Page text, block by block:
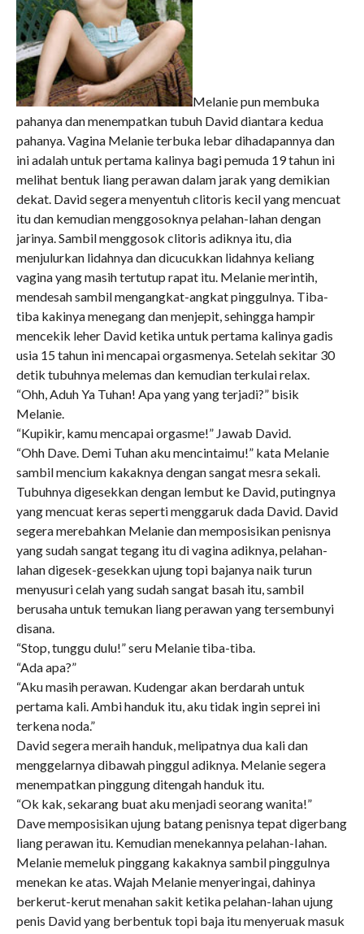
Melanie pun membuka
pahanya dan menempatkan tubuh David diantara kedua
pahanya. Vagina Melanie terbuka lebar dihadapannya dan
ini adalah untuk pertama kalinya bagi pemuda 19 tahun ini
melihat bentuk liang perawan dalam jarak yang demikian
dekat. David segera menyentuh clitoris kecil yang mencuat
itu dan kemudian menggosoknya pelahan-lahan dengan
jarinya. Sambil menggosok clitoris adiknya itu, dia
menjulurkan lidahnya dan dicucukkan lidahnya keliang
vagina yang masih tertutup rapat itu. Melanie merintih,
mendesah sambil mengangkat-angkat pinggulnya. Tiba-
tiba kakinya menegang dan menjepit, sehingga hampir
mencekik leher David ketika untuk pertama kalinya gadis
usia 15 tahun ini mencapai orgasmenya. Setelah sekitar 30
detik tubuhnya melemas dan kemudian terkulai relax.
“Ohh, Aduh Ya Tuhan! Apa yang yang terjadi?” bisik
Melanie.
“Kupikir, kamu mencapai orgasme!” Jawab David.
“Ohh Dave. Demi Tuhan aku mencintaimu!” kata Melanie
sambil mencium kakaknya dengan sangat mesra sekali.
Tubuhnya digesekkan dengan lembut ke David, putingnya
yang mencuat keras seperti menggaruk dada David. David
segera merebahkan Melanie dan memposisikan penisnya
yang sudah sangat tegang itu di vagina adiknya, pelahan-
lahan digesek-gesekkan ujung topi bajanya naik turun
menyusuri celah yang sudah sangat basah itu, sambil
berusaha untuk temukan liang perawan yang tersembunyi
disana.
“Stop, tunggu dulu!” seru Melanie tiba-tiba.
“Ada apa?”
“Aku masih perawan. Kudengar akan berdarah untuk
pertama kali. Ambi handuk itu, aku tidak ingin seprei ini
terkena noda.”
David segera meraih handuk, melipatnya dua kali dan
menggelarnya dibawah pinggul adiknya. Melanie segera
menempatkan pinggung ditengah handuk itu.
“Ok kak, sekarang buat aku menjadi seorang wanita!”
Dave memposisikan ujung batang penisnya tepat digerbang
liang perawan itu. Kemudian menekannya pelahan-Iahan.
Melanie memeluk pinggang kakaknya sambil pinggulnya
menekan ke atas. Wajah Melanie menyeringai, dahinya
berkerut-kerut menahan sakit ketika pelahan-lahan ujung
penis David yang berbentuk topi baja itu menyeruak masuk